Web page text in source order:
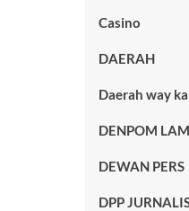
Casino
DAERAH
Daerah way
DENPOM
DEWAN PERS
DPP